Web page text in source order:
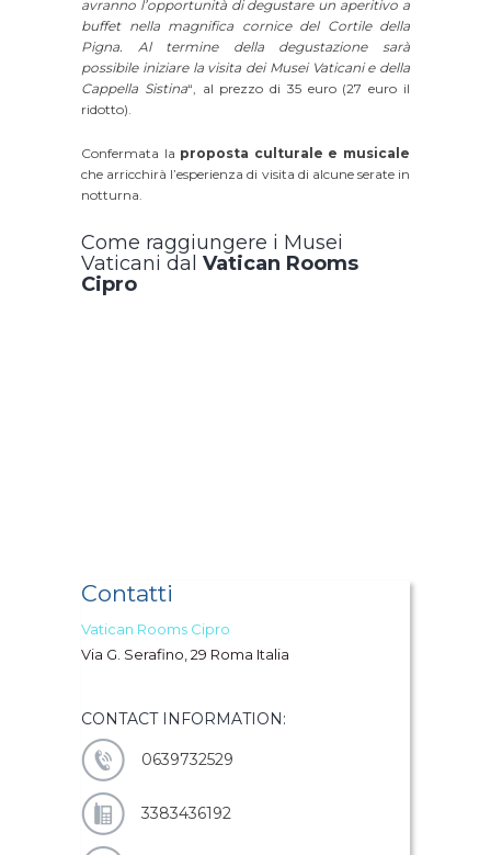
avranno l’opportunità di degustare un aperitivo a
buffet nella magnifica cornice del Cortile della
Pigna. Al termine della degustazione sarà
possibile iniziare la visita dei Musei Vaticani e della
Cappella Sistina“, al prezzo di 35 euro (27 euro il
ridotto).
Confermata la proposta culturale e musicale
che arricchirà l’esperienza di visita di alcune serate in
notturna.
Come raggiungere i Musei
Vaticani dal Vatican Rooms
Cipro
Contatti
Vatican Rooms Cipro
Via G. Serafino, 29 Roma Italia
CONTACT INFORMATION:
0639732529
3383436192